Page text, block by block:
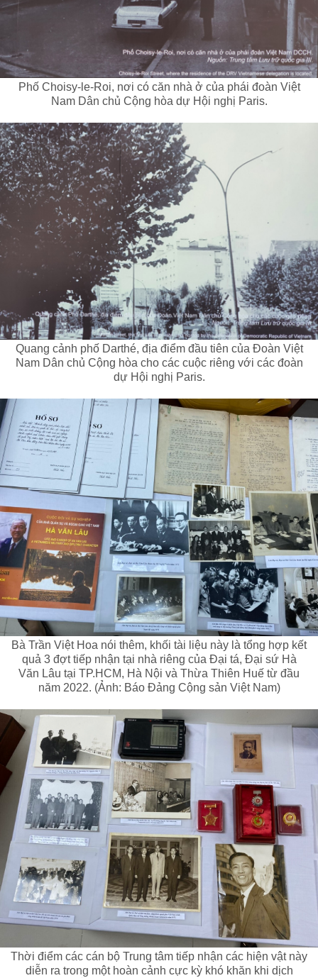
Phố Choisy-le-Roi, nơi có căn nhà ở của phái đoàn Việt
Nam Dân chủ Cộng hòa dự Hội nghị Paris.
Quang cảnh phố Darthé, địa điểm đầu tiên của Đoàn Việt
Nam Dân chủ Cộng hòa cho các cuộc riêng với các đoàn
dự Hội nghị Paris.
Bà Trần Việt Hoa nói thêm, khối tài liệu này là tổng hợp kết
quả 3 đợt tiếp nhận tại nhà riêng của Đại tá, Đại sứ Hà
Văn Lâu tại TP.HCM, Hà Nội và Thừa Thiên Huế từ đầu
năm 2022. (Ảnh: Báo Đảng Cộng sản Việt Nam)
Thời điểm các cán bộ Trung tâm tiếp nhận các hiện vật này
diễn ra trong một hoàn cảnh cực kỳ khó khăn khi dịch